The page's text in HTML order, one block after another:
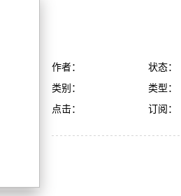
作者：
状态：
类别：
类型：
点击：
订阅：